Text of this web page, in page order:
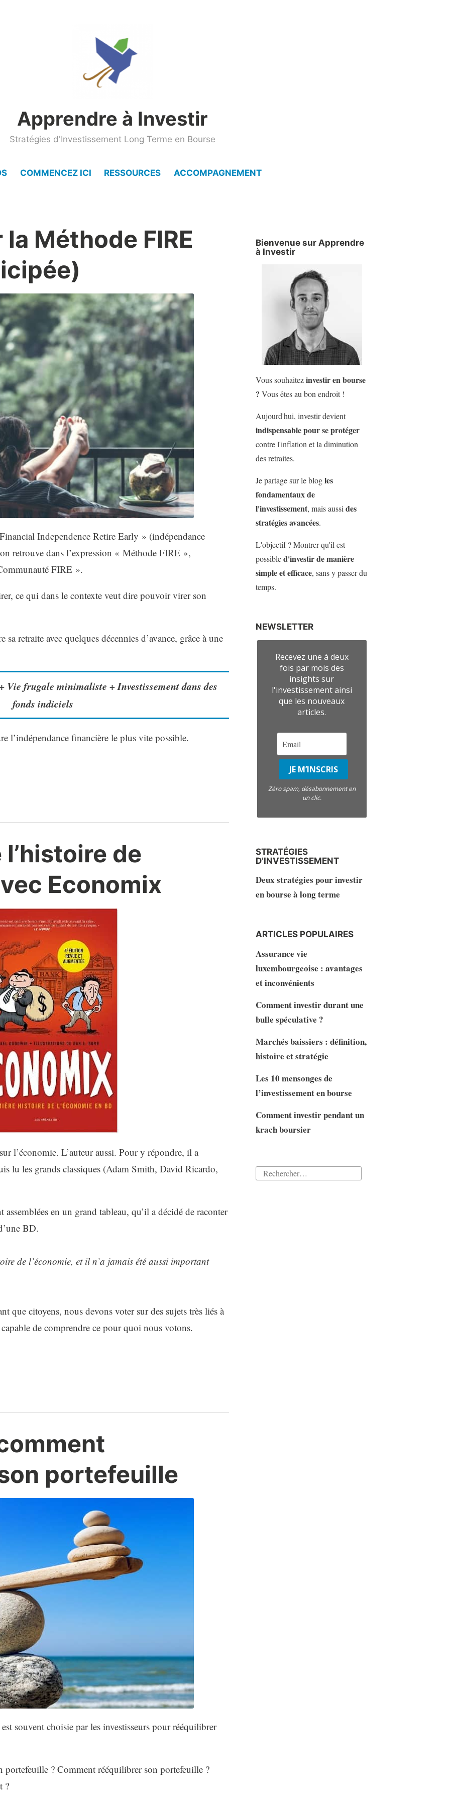
Apprendre à Investir
Stratégies d'Investissement Long Terme en Bourse
COMMENCEZ ICI RESSOURCES ACCOMPAGNEMENT
Méthode FIRE
Independence Retire Early » (indépendance
retrouve dans l’expression « Méthode FIRE »,
FIRE ».
ce qui dans le contexte veut dire pouvoir virer son
retraite avec quelques décennies d’avance, grâce à une
Vie frugale minimaliste + Investissement dans des
fonds indiciels
l’indépendance financière le plus vite possible.
de
Economix
l’économie. L’auteur aussi. Pour y répondre, il a
lu les grands classiques (Adam Smith, David Ricardo,
assemblées en un grand tableau, qu’il a décidé de raconter
BD.
de l’économie, et il n’a jamais été aussi important
que citoyens, nous devons voter sur des sujets très liés à
de comprendre ce pour quoi nous votons.
portefeuille
souvent choisie par les investisseurs pour rééquilibrer
portefeuille ? Comment rééquilibrer son portefeuille ?
?
Bienvenue sur Apprendre
à Investir
Vous souhaitezinvestir en bourse
? Vous êtes au bon endroit !
Aujourd'hui, investir devient
indispensable pour se protéger
contre l'inflation et la diminution
des retraites.
Je partage sur le blogles
fondamentaux de
l'investissement, mais aussi des
stratégies avancées.
L'objectif ? Montrer qu'il est
possibled'investir de manière
simple et efficace, sans y passer du
temps.
NEWSLETTER
Recevez une à deux
fois par mois des
insights sur
l'investissement ainsi
que les nouveaux
articles.
Zéro spam, désabonnement en
un clic.
STRATÉGIES
D’INVESTISSEMENT
Deux stratégies pour investir
en bourse à long terme
ARTICLES POPULAIRES
Assurance vie
luxembourgeoise : avantages
et inconvénients
Comment investir durant une
bulle spéculative ?
Marchés baissiers : définition,
histoire et stratégie
Les 10 mensonges de
l’investissement en bourse
Comment investir pendant un
krach boursier
Rechercher :